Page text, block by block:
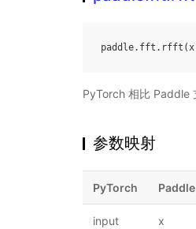
paddle. fft . rfft (x
PyTorch 相比 Paddle
参数映射
PyTorch
input x